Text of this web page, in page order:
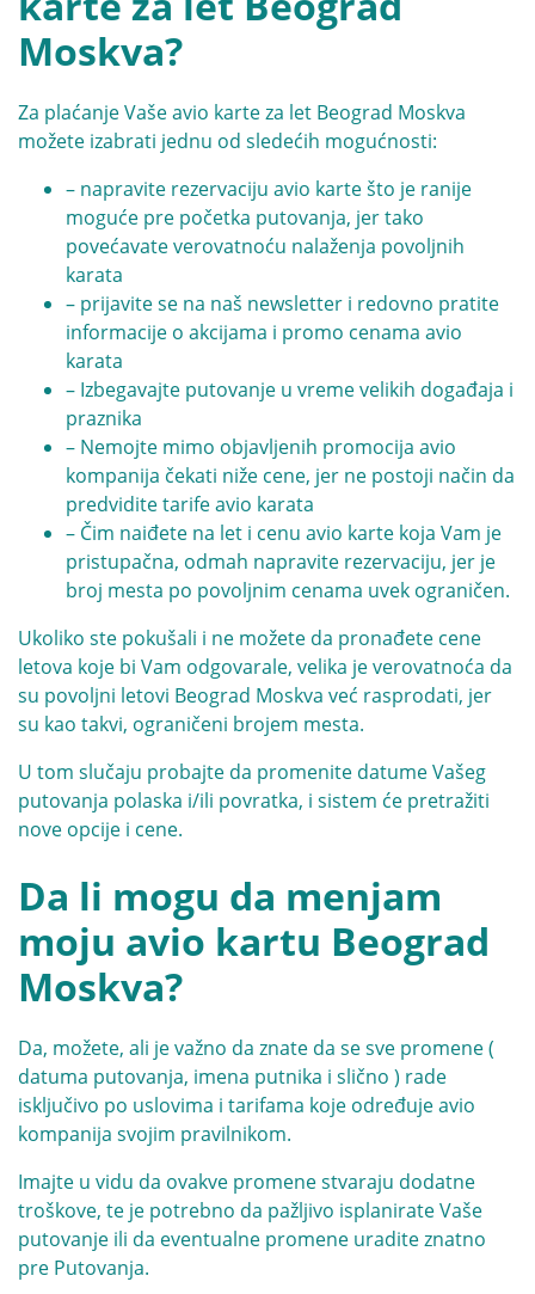
Moskva?
Za plaćanje Vaše avio karte za let Beograd Moskva
možete izabrati jednu od sledećih mogućnosti:
– napravite rezervaciju avio karte što je ranije
moguće pre početka putovanja, jer tako
povećavate verovatnoću nalaženja povoljnih
karata
– prijavite se na naš newsletter i redovno pratite
informacije o akcijama i promo cenama avio
karata
– Izbegavajte putovanje u vreme velikih događaja i
praznika
– Nemojte mimo objavljenih promocija avio
kompanija čekati niže cene, jer ne postoji način da
predvidite tarife avio karata
– Čim naiđete na let i cenu avio karte koja Vam je
pristupačna, odmah napravite rezervaciju, jer je
broj mesta po povoljnim cenama uvek ograničen.
Ukoliko ste pokušali i ne možete da pronađete cene
letova koje bi Vam odgovarale, velika je verovatnoća da
su povoljni letovi Beograd Moskva već rasprodati, jer
su kao takvi, ograničeni brojem mesta.
U tom slučaju probajte da promenite datume Vašeg
putovanja polaska i/ili povratka, i sistem će pretražiti
nove opcije i cene.
Da li mogu da menjam
moju avio kartu Beograd
Moskva?
Da, možete, ali je važno da znate da se sve promene (
datuma putovanja, imena putnika i slično ) rade
isključivo po uslovima i tarifama koje određuje avio
kompanija svojim pravilnikom.
Imajte u vidu da ovakve promene stvaraju dodatne
troškove, te je potrebno da pažljivo isplanirate Vaše
putovanje ili da eventualne promene uradite znatno
pre Putovanja.